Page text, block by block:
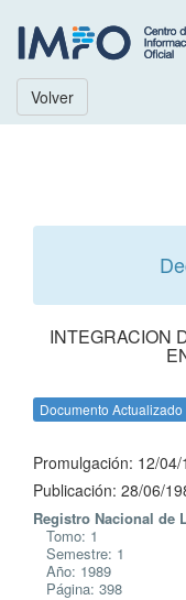
Volver
INTEGRACION
Documento Actualizado
Promulgación: 12/04/
Publicación: 28/06/
Registro Nacional de
Tomo: 1
Semestre: 1
Año: 1989
Página: 398